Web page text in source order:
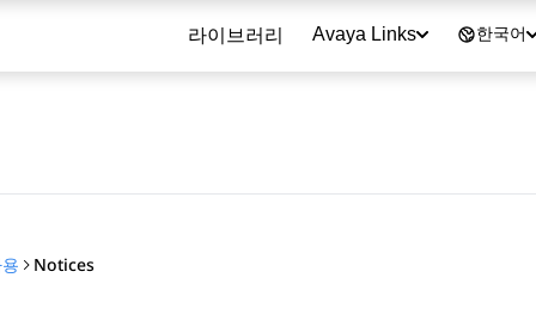
라이브러리 Avaya Links 한국어
Notices